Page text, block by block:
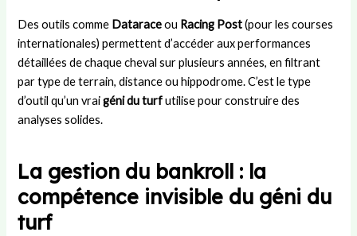
Des outils comme Dataraceou Racing Post(pour les courses
internationales) permettent d’accéder aux performances
détaillées de chaque cheval sur plusieurs années, en filtrant
par type de terrain, distance ou hippodrome. C’est le type
d’outil qu’un vraigéni du turfutilise pour construire des
analyses solides.
La gestion du bankroll : la
compétence invisible du géni du
turf